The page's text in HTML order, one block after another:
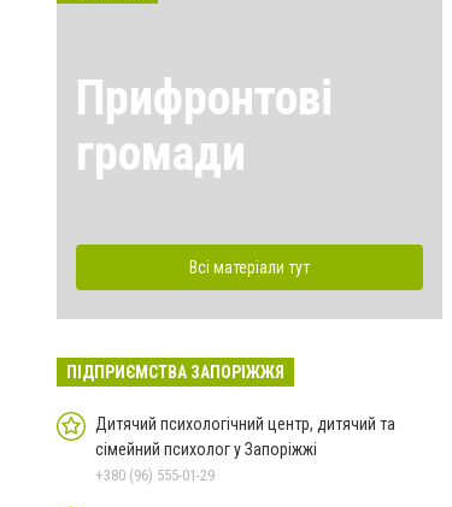
Прифронтові
громади
Всі матеріали тут
ПІДПРИЄМСТВА ЗАПОРІЖЖЯ
Дитячий психологічний центр, дитячий та
сімейний психолог у Запоріжжі
+380 (96) 555-01-29